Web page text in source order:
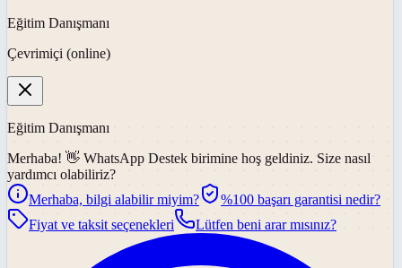
Eğitim Danışmanı
Çevrimiçi (online)
Eğitim Danışmanı
Merhaba! 👋 WhatsApp Destek birimine hoş geldiniz. Size nasıl
yardımcı olabiliriz?
Merhaba, bilgi alabilir miyim?
%100 başarı garantisi nedir?
Fiyat ve taksit seçenekleri
Lütfen beni arar mısınız?